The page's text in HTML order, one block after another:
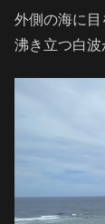
外側の海に
沸き立つ白波